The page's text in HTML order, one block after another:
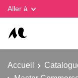
Aller à
Accueil
Gestion des cookies